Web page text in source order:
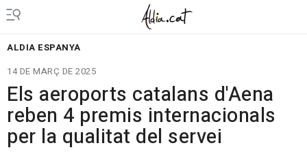
ALDIA ESPANYA
14 DE MARÇ DE 2025
Els aeroports catalans d'Aena
reben 4 premis internacionals
per la qualitat del servei